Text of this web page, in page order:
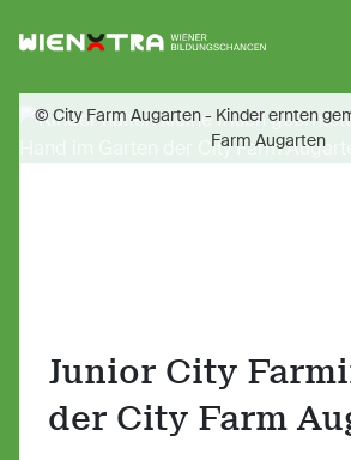
Logo Wiener Bildungschancen
Junior City
der City Farm
© City Farm Augarten - Kinder ernten
Farm Augarten